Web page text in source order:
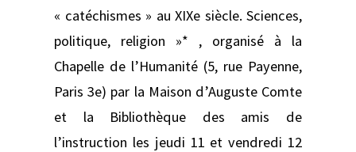
« catéchismes » au XIXe siècle. Sciences,
politique, religion »* , organisé à la
Chapelle de l’Humanité (5, rue Payenne,
Paris 3e) par la Maison d’Auguste Comte
et la Bibliothèque des amis de
l’instruction les jeudi 11 et vendredi 12